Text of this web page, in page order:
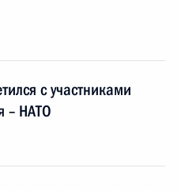
с участниками
– НАТО